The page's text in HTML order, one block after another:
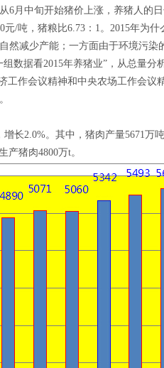
6月中旬开始猪价上涨，养猪人的日
/吨，猪粮比6.73：1。2015年为
然减少产能；一方面由于环境污染
数据看2015年养猪业”，从总量分
工作会议精神和中央农场工作会议
长2.0%。其中，猪肉产量5671万
产猪肉4800万t。